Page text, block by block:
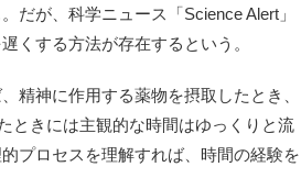
が、科学ニュース「Science Alert」
くする方法が存在するという。
精神に作用する薬物を摂取したとき、
ときには主観的な時間はゆっくりと流
プロセスを理解すれば、時間の経験を